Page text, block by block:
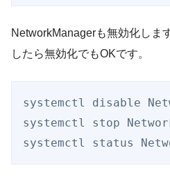
NetworkManagerも無効化し
したら無効化でもOKです。
systemctl disable
systemctl stop
systemctl status